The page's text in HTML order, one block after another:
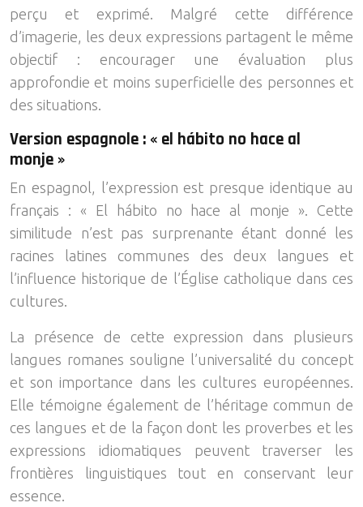
perçu et exprimé. Malgré cette différence
d’imagerie, les deux expressions partagent le même
objectif : encourager une évaluation plus
approfondie et moins superficielle des personnes et
des situations.
Version espagnole : « el hábito no hace al
monje »
En espagnol, l’expression est presque identique au
français : « El hábito no hace al monje ». Cette
similitude n’est pas surprenante étant donné les
racines latines communes des deux langues et
l’influence historique de l’Église catholique dans ces
cultures.
La présence de cette expression dans plusieurs
langues romanes souligne l’universalité du concept
et son importance dans les cultures européennes.
Elle témoigne également de l’héritage commun de
ces langues et de la façon dont les proverbes et les
expressions idiomatiques peuvent traverser les
frontières linguistiques tout en conservant leur
essence.